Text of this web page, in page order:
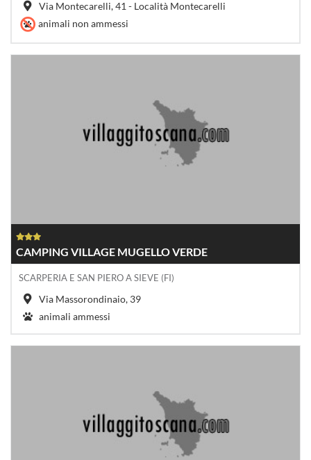
Via Montecarelli, 41 - Località Montecarelli
animali non ammessi
CAMPING VILLAGE MUGELLO VERDE
SCARPERIA E SAN PIERO A SIEVE (FI)
Via Massorondinaio, 39
animali ammessi